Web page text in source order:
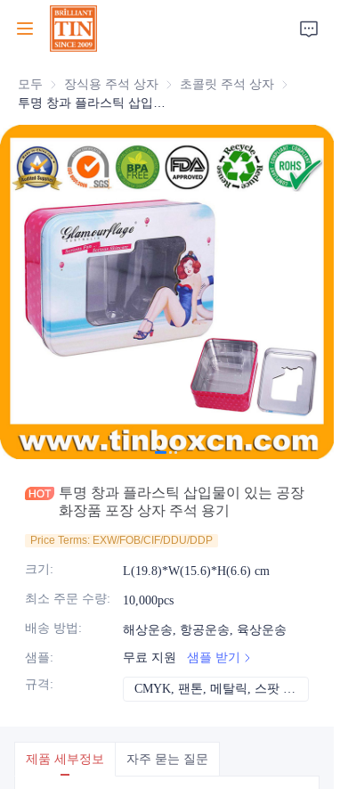
모두 장식용 주석 상자 장식용 주석 상자
초콜릿 주석 상자 초콜릿 주석
투명 창과 플라스틱 삽입물이 있는 공장
화장품 포장 상자 주석 용기
Price Terms: EXW/FOB/CIF/DDU/DDP
크기 : L(19.8)*W(15.6)*H(6.6) cm
최소 주문 수량: 10,000pcs
배송 방법 : 해상운송, 항공운송, 육상운송
샘플: 무료 지원
샘플 받기
규격 : CMYK, 팬톤, 메탈릭, 스팟 컬러 등
제품 세부정보 자주 묻는 질문
집
회사
제품
고객 서비스
박람회 2026
인증서
소식